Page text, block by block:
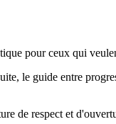
pour ceux qui
le guide entre
de respect et